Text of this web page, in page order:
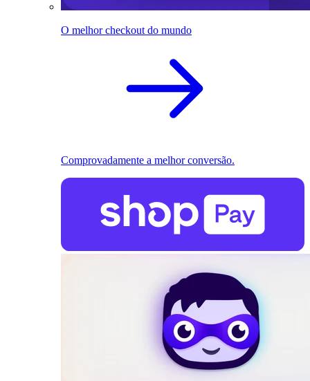
O melhor checkout do mundo
Comprovadamente a melhor conversão.